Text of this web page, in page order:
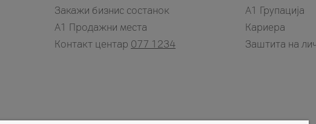
Закажи бизнис состанок
A1 Продажни места
Контакт центар 077 1234
А1 Групација
Кариера
Заштита на